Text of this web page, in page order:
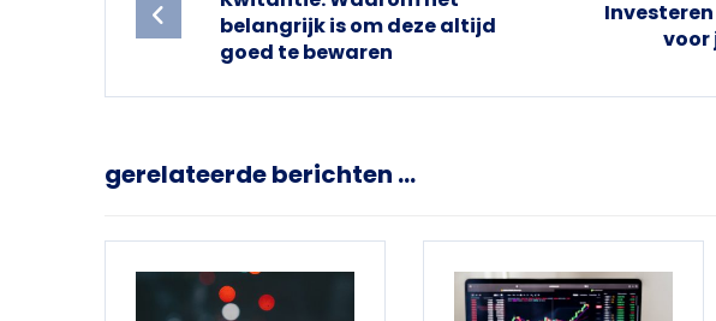
belangrijk is om deze altijd
goed te bewaren
voor
gerelateerde berichten ...